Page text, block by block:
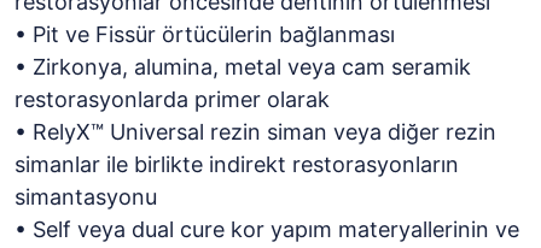
• Pit ve Fissür örtücülerin bağlanması
• Zirkonya, alumina, metal veya cam seramik
restorasyonlarda primer olarak
• RelyX™ Universal rezin siman veya diğer rezin
simanlar ile birlikte indirekt restorasyonların
simantasyonu
• Self veya dual cure kor yapım materyallerinin ve